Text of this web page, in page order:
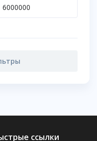
ссылки